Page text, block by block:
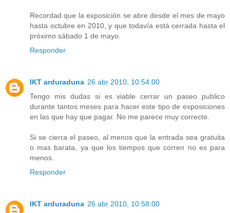
Recordad que la exposición se abre desde el mes de mayo
hasta octubre en 2010, y que todavía está cerrada hasta el
próximo sábado 1 de mayo.
Responder
IKT arduraduna 26 abr 2010, 10:54:00
Tengo mis dudas si es viable cerrar un paseo publico
durante tantos meses para hacer este tipo de exposiciones
en las que hay que pagar. No me parece muy correcto.
Si se cierra el paseo, al menos que la entrada sea gratuita
o mas barata, ya que los tiempos que corren no es para
menos.
Responder
IKT arduraduna 26 abr 2010, 10:58:00